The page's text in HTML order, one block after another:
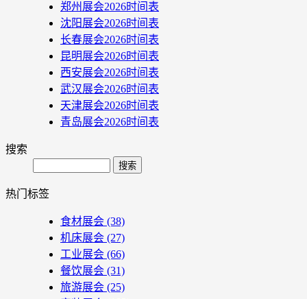
郑州展会2026时间表
沈阳展会2026时间表
长春展会2026时间表
昆明展会2026时间表
西安展会2026时间表
武汉展会2026时间表
天津展会2026时间表
青岛展会2026时间表
搜索
Search
热门标签
食材展会 (38)
机床展会 (27)
工业展会 (66)
餐饮展会 (31)
旅游展会 (25)